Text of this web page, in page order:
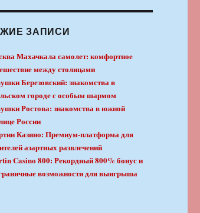
ЗАПИСИ
Махачкала самолет: комфортное
между столицами
Березовский: знакомства в
городе с особым шармом
Ростова: знакомства в южной
России
Казино: Премиум-платформа для
азартных развлечений
Casino 800: Рекордный 800% бонус и
возможности для выигрыша